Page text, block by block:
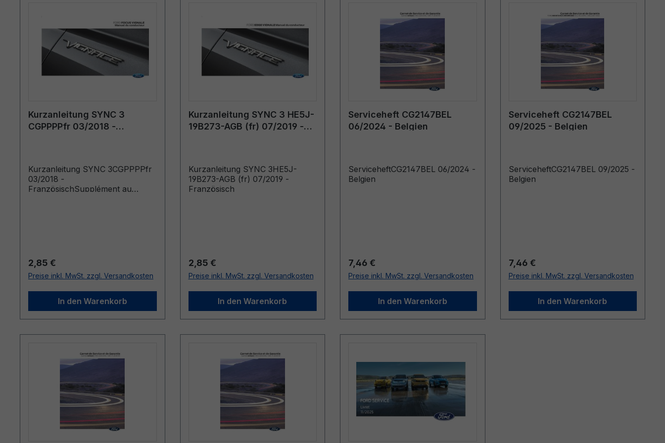
Kurzanleitung SYNC 3
CGPPPPfr 03/2018 -
Kurzanleitung SYNC 3CGPPPPfr
03/2018 -
FranzösischSupplément au
Regulärer Preis:
2,85 €
Preise inkl. MwSt. zzgl. Versandkosten
In den Warenkorb
Kurzanleitung SYNC 3 HE5J-
19B273-AGB (fr) 07/2019 -
Kurzanleitung SYNC 3HE5J-
19B273-AGB (fr) 07/2019 -
Französisch
Regulärer Preis:
2,85 €
Preise inkl. MwSt. zzgl. Versandkosten
In den Warenkorb
Serviceheft CG2147BEL
06/2024 - Belgien
ServiceheftCG2147BEL 06/2024 -
Belgien
Regulärer Preis:
7,46 €
Preise inkl. MwSt. zzgl. Versandkosten
In den Warenkorb
Serviceheft CG2147BEL
09/2025 - Belgien
ServiceheftCG2147BEL 09/2025 -
Belgien
Regulärer Preis:
7,46 €
Preise inkl. MwSt. zzgl. Versandkosten
In den Warenkorb